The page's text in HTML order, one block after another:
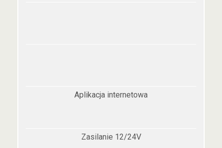
Aplikacja internetowa
Zasilanie 12/24V